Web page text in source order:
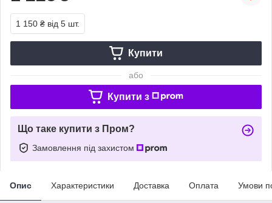
1 150 ₴ від 5 шт.
Купити
або
Купити з
Що таке купити з Пром?
Замовлення під захистом
Опис Характеристики Доставка Оплата Умови